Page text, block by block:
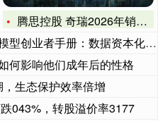
腾思控股 奇瑞2026年销量目标320万辆
业者手册：数据资本化实务指南
何影响他们成年后的性格
生态保护效率倍增
043%，转股溢价率3177